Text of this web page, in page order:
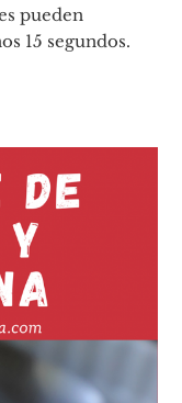
pueden
15 segundos.